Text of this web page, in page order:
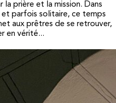
prière et la mission. Dans
parfois solitaire, ce temps
aux prêtres de se retrouver,
en vérité...